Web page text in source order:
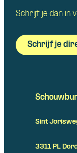
Schrijf je dan in
Schrijf je
Sint
3311 PL